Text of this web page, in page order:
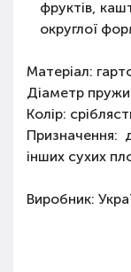
фруктів,
округлої
Матеріал:
Діаметр
Колір:
Призначення:
інших сухих
Виробник: